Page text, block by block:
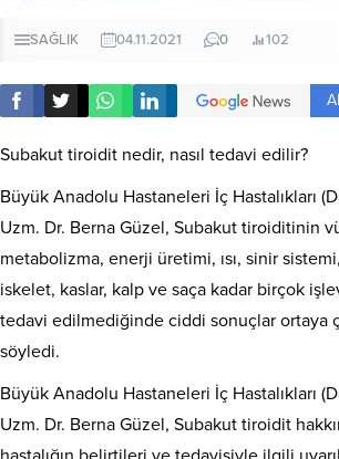
SAĞLIK 04.11.2021 0 102
Subakut tiroidit nedir, nasıl tedavi edilir?
Büyük Anadolu Hastaneleri İç Hastalıkları
Uzm. Dr. Berna Güzel, Subakut tiroiditinin
metabolizma, enerji üretimi, ısı, sinir
iskelet, kaslar, kalp ve saça kadar birçok
tedavi edilmediğinde ciddi sonuçlar ortaya
söyledi.
Büyük Anadolu Hastaneleri İç Hastalıkları
Uzm. Dr. Berna Güzel, Subakut tiroidit